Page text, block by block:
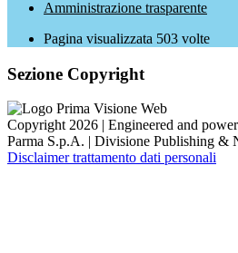
Amministrazione trasparente
Pagina visualizzata 503 volte
Sezione Copyright
Copyright 2026 | Engineered and
Parma S.p.A. | Divisione Publishing &
Disclaimer trattamento dati personali